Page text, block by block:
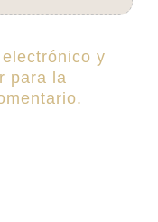
y
para la